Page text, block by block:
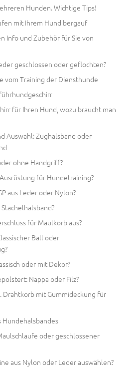
Hunden. Wichtige Tips!
mit Ihrem Hund bergauf
Info und Zubehör für Sie von
geschlossen oder geflochten?
vom Training der Diensthunde
für Ihren Hund, wozu braucht man
Auswahl: Zughalsband oder
ohne Handgriff?
für Hundetraining?
aus Leder oder Nylon?
für Maulkorb aus?
Ball oder
oder mit Dekor?
Nappa oder Filz?
Drahtkorb mit Gummideckung für
Hundehalsbandes
oder geschlossener
aus Nylon oder Leder auswählen?